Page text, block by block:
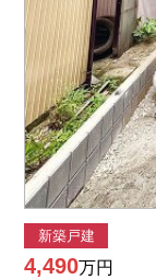
新築戸建
4,490万円